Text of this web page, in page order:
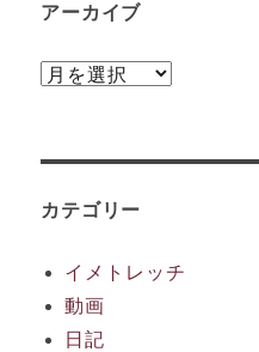
アーカイブ
ア
ブ
カテゴリー
イメトレッチ
動画
日記